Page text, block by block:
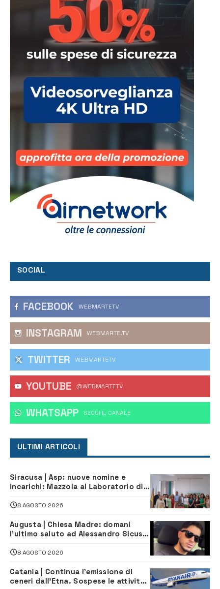
SOCIAL
FACEBOOK WEBMARTETV
INSTAGRAM WEBMARTE.TV
TWITTER WEBMARTETV
YOUTUBE @WEBMARTETV
WHATSAPP ‎SEGUI IL CANALE
ULTIMI ARTICOLI
Siracusa | Asp: nuove nomine e
incarichi: Mazzola al Laboratorio di
Servizio Legale
8 AGOSTO 2026
Augusta | Chiesa Madre: domani
l’ultimo saluto ad Alessandro Sicuso,
8 AGOSTO 2026
Catania | Continua l’emissione di
ceneri dall’Etna. Sospese le attività